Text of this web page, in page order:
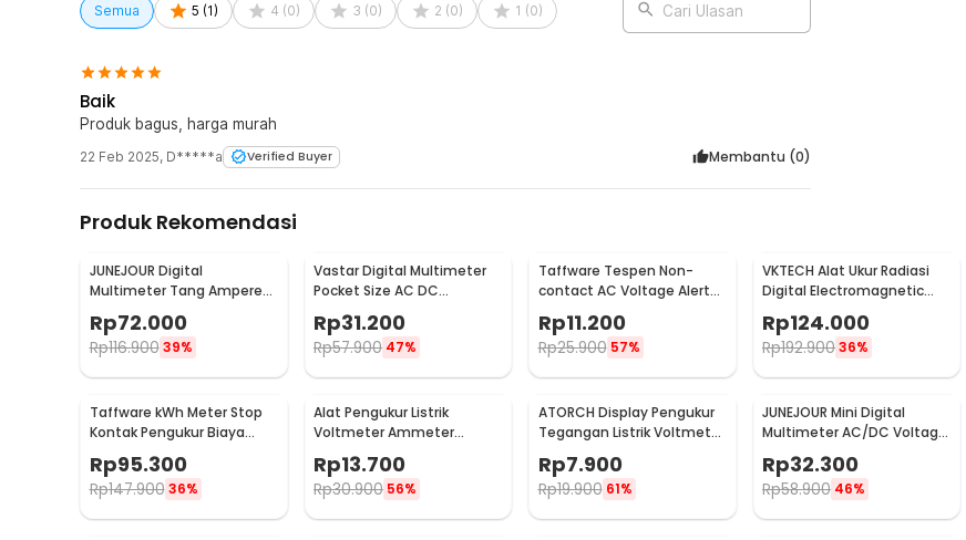
2 x ANENG Kabel Digital Multimeter Tespen Silicon Rubber Wire 10A 1000V - PT1005
Semua 5 (1) 4 (0) 3 (0) 2 (0) 1 (0) Cari Ulasan
Baik
Produk bagus, harga murah
22 Feb 2025, D*****a Verified Buyer Membantu (0)
Produk Rekomendasi
JUNEJOUR Digital
Multimeter Tang Ampere
- DT266
Rp72.000
Rp116.900 39%
Vastar Digital Multimeter
Pocket Size AC DC
Multitester Portable -
DT830B
Rp31.200
Rp57.900 47%
Taffware Tespen Non-
contact AC Voltage Alert
Rp11.200
Rp25.900 57%
VKTECH Alat Ukur Radiasi
Digital Electromagnetic
1130
Rp124.000
Rp192.90036%
Taffware kWh Meter Stop
Kontak Pengukur Biaya
Listrik Rumah - KWE-PM01
Rp95.300
Rp147.900 36%
Alat Pengukur Listrik
Voltmeter Ammeter
Electric DIY LED Display -
GN-0117
Rp13.700
Rp30.900 56%
ATORCH Display Pengukur
Tegangan Listrik Voltmeter
Rp7.900
Rp19.900 61%
JUNEJOUR Mini Digital
Multimeter AC/DC Voltage
Tester 1999 Count - XL830L
Rp32.300
Rp58.900 46%